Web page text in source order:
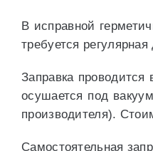
В исправной
требуется
Заправка
осушается под
производителя).
Самостоятельная